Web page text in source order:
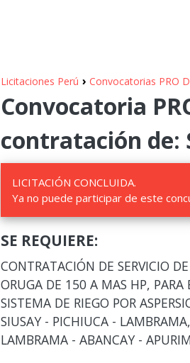
Licitaciones Perú › Convocatorias PRO
Convocatoria
contratación de:
LICITACIÓN CONCLUIDA.
Ya no puede participar de este
SE REQUIERE:
CONTRATACIÓN DE SERVICIO
ORUGA DE 150 A MAS HP, PARA
SISTEMA DE RIEGO POR
SIUSAY - PICHIUCA -
LAMBRAMA - ABANCAY -